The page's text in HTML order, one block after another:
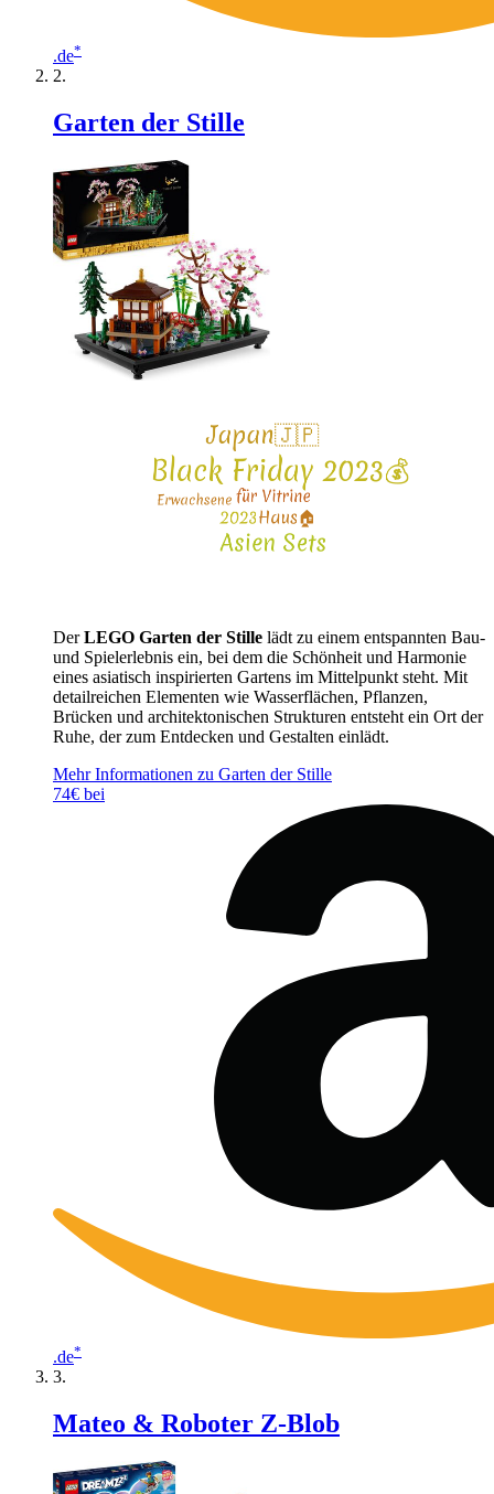
.de*
Garten der Stille
DerLEGO Garten der Stille lädt zu einem entspannten Bau-
und Spielerlebnis ein, bei dem die Schönheit und Harmonie
eines asiatisch inspirierten Gartens im Mittelpunkt steht. Mit
detailreichen Elementen wie Wasserflächen, Pflanzen,
Brücken und architektonischen Strukturen entsteht ein Ort der
Ruhe, der zum Entdecken und Gestalten einlädt.
Mehr Informationen zu Garten der Stille
74€ bei
.de*
Mateo & Roboter Z-Blob